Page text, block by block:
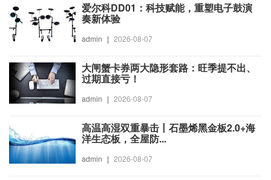
爱尔科DD01：科技赋能，重塑电子鼓演
奏新体验
admin | 2026-08-07
大闸蟹卡券两大隐形套路：旺季提不出、
过期直接亏！
admin | 2026-08-07
高温高湿双重暴击丨石墨烯黑金板2.0+海
洋生态板，全屋防...
admin | 2026-08-07